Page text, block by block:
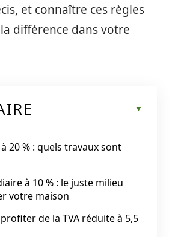
et connaître ces règles
différence dans votre
20 % : quels travaux sont
à 10 % : le juste milieu
votre maison
de la TVA réduite à 5,5